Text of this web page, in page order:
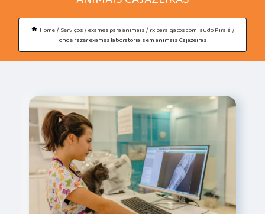
Home Serviços exames para animais rx para gatos com laudo Pirajá
onde fazer exames laboratoriais em animais Cajazeiras